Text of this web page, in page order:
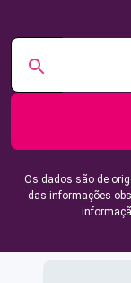
Os dados são de
das informações